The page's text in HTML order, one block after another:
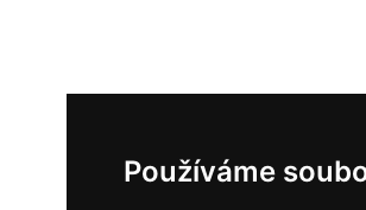
Používáme